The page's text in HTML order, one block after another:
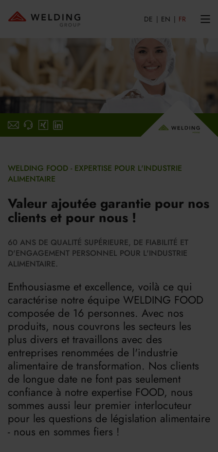
DE EN FR
E-Mail-schreiben
xing linkedin
WELDING FOOD - EXPERTISE POUR L'INDUSTRIE
ALIMENTAIRE
Valeur ajoutée garantie pour nos
clients et pour nous !
60 ANS DE QUALITÉ SUPÉRIEURE, DE FIABILITÉ ET
D'ENGAGEMENT PERSONNEL POUR L'INDUSTRIE
ALIMENTAIRE.
Enthousiasme et excellence, voilà ce qui
caractérise notre équipe WELDING FOOD
composée de 16 personnes. Avec nos
produits, nous couvrons les secteurs les
plus divers et travaillons avec des
entreprises renommées de l'industrie
alimentaire de transformation. Nos clients
de longue date ne font pas seulement
confiance à notre expertise FOOD, nous
sommes aussi leur premier interlocuteur
pour les questions de législation alimentaire
- nous en sommes fiers !